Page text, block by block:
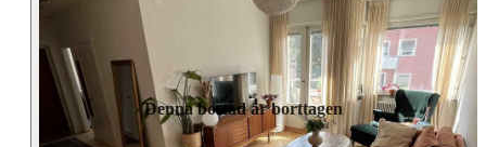
Denna bostad är borttagen